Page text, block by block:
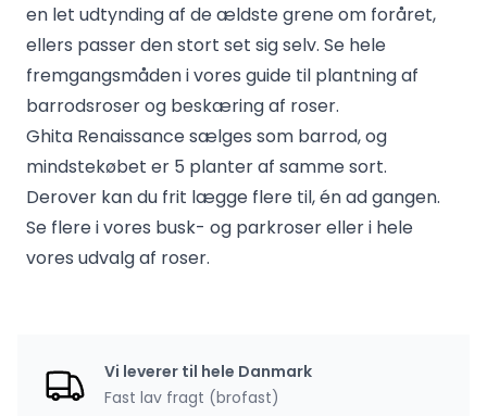
en let udtynding af de ældste grene om foråret,
ellers passer den stort set sig selv. Se hele
fremgangsmåden i vores guide til plantning af
barrodsroserog beskæring af roser.
Ghita Renaissance sælges som barrod, og
mindstekøbet er 5 planter af samme sort.
Derover kan du frit lægge flere til, én ad gangen.
Se flere i vores busk- og parkrosereller i hele
vores udvalg af roser.
Vi leverer til hele Danmark
Fast lav fragt (brofast)